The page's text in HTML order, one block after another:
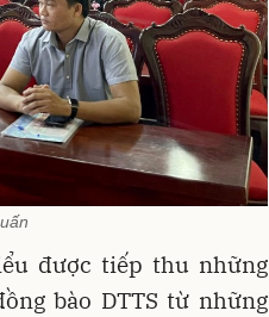
được tiếp thu những
bào DTTS từ những